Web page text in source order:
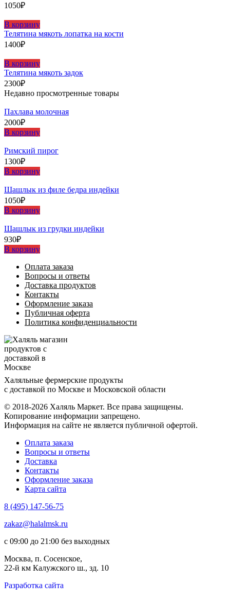
1050₽
В корзину
Телятина мякоть лопатка на кости
1400₽
В корзину
Телятина мякоть задок
2300₽
Недавно просмотренные товары
Пахлава молочная
2000₽
В корзину
Римский пирог
1300₽
В корзину
Шашлыĸ из филе бедра индейĸи
1050₽
В корзину
Шашлыĸ из грудĸи индейĸи
930₽
В корзину
Оплата заказа
Вопросы и ответы
Доставка продуктов
Контакты
Оформление заказа
Публичная оферта
Политика конфиденциальности
Халяльные фермерские продукты
с доставкой по Москве и Московской области
© 2018-2026 Халяль Маркет. Все права защищены.
Копирование информации запрещено.
Информация на сайте не является публичной офертой.
Оплата заказа
Вопросы и ответы
Доставка
Контакты
Оформление заказа
Карта сайта
8 (495) 147-56-75
zakaz@halalmsk.ru
с 09:00 до 21:00 без выходных
Москва, п. Сосенское,
22-й км Калужского ш., зд. 10
Разработка сайта